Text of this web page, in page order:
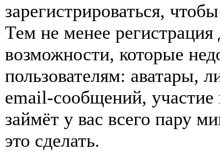
зарегистрироваться,
Тем не менее
возможности, которые
пользователям: аватары,
email-сообщений, участие
займёт у вас всего пару
это сделать.